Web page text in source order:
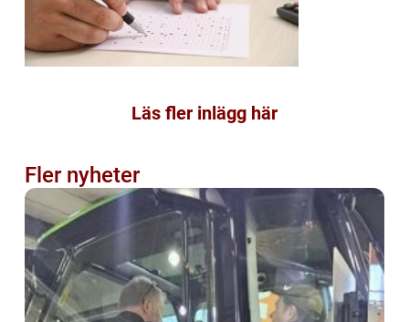
Läs fler inlägg här
Fler nyheter